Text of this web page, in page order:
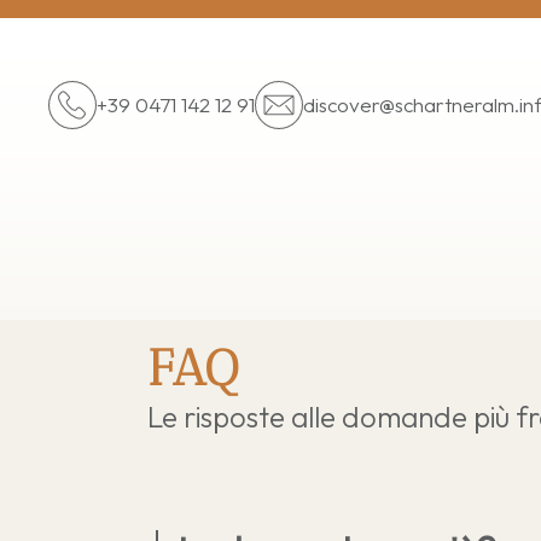
+39 0471 142 12 91 discover@
FAQ
Le risposte alle domande più